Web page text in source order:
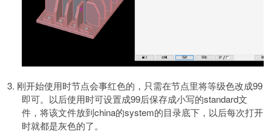
3. 刚开始使用时节点会事红色的，只需在节点里将等级色改成99
即可。以后使用时可设置成99后保存成小写的standard文
件，将该文件放到china的system的目录底下，以后每次打开
时就都是灰色的了。